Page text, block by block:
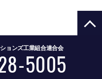
ョンズ工業組合連合会
5005